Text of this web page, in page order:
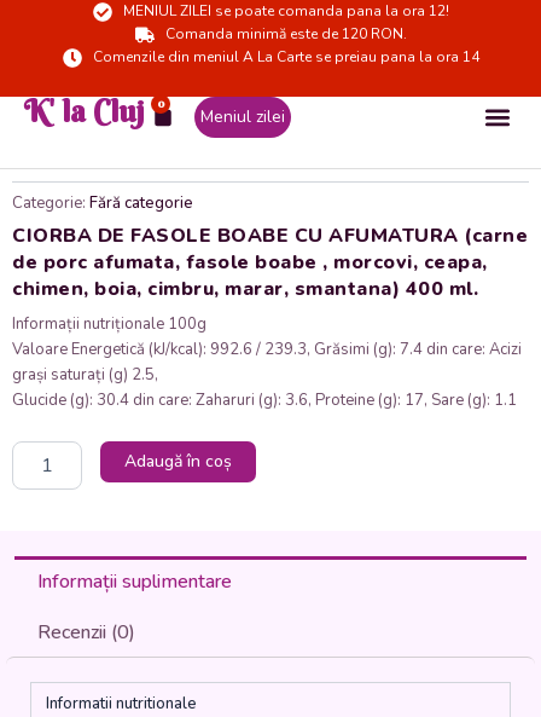
MENIUL ZILEI se poate comanda pana la ora 12!
Comanda minimă este de 120 RON.
Comenzile din meniul A La Carte se preiau pana la ora 14
K' la Cluj 0
Cart Meniul zilei
Categorie: Fără categorie
CIORBA DE FASOLE BOABE CU AFUMATURA (carne
de porc afumata, fasole boabe , morcovi, ceapa,
chimen, boia, cimbru, marar, smantana) 400 ml.
Informații nutriționale 100g
Valoare Energetică (kJ/kcal): 992.6 / 239.3, Grăsimi (g): 7.4 din care: Acizi
grași saturați (g) 2.5,
Glucide (g): 30.4 din care: Zaharuri (g): 3.6, Proteine (g): 17, Sare (g): 1.1
Cantitate
CIORBA
AFUMATURA
(carne
afumata,
Adaugă în coș
Informații suplimentare
Recenzii (0)
Informatii nutritionale